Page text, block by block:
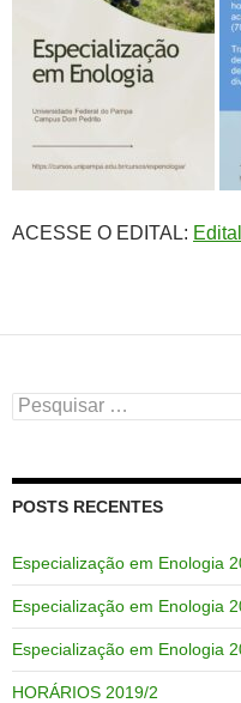
ACESSE O EDITAL:
Pesquisar
por:
POSTS RECENTES
Especialização em Enologia
Especialização em Enologia
Especialização em Enologia
HORÁRIOS 2019/2